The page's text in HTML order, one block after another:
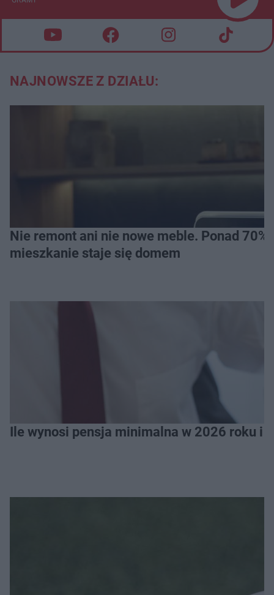
NAJNOWSZE Z DZIAŁU:
Nie remont ani nie nowe meble. Ponad
mieszkanie staje się domem
Ile wynosi pensja minimalna w 2026 roku i